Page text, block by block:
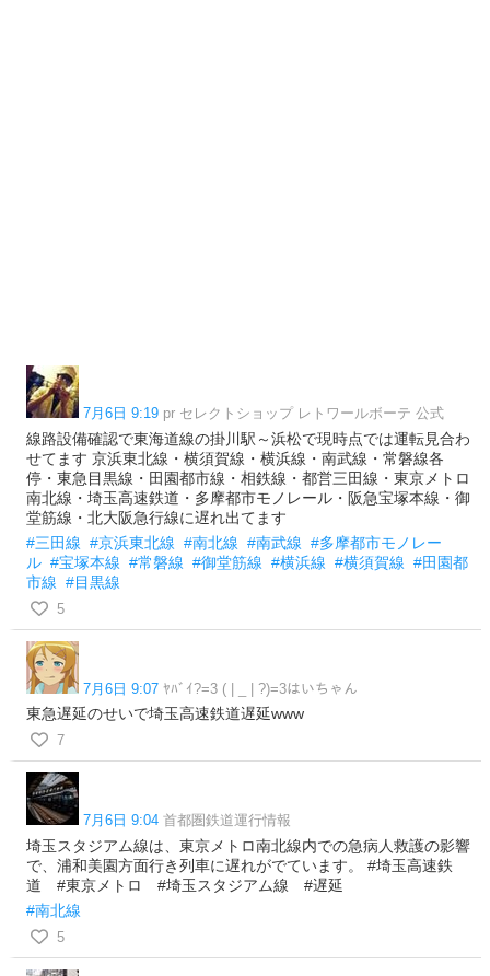
7月6日 9:19 pr セレクトショップ レトワールボーテ 公式
線路設備確認で東海道線の掛川駅～浜松で現時点では運転見合わ
せてます 京浜東北線・横須賀線・横浜線・南武線・常磐線各
停・東急目黒線・田園都市線・相鉄線・都営三田線・東京メトロ
南北線・埼玉高速鉄道・多摩都市モノレール・阪急宝塚本線・御
堂筋線・北大阪急行線に遅れ出てます
#三田線 #京浜東北線 #南北線 #南武線 #多摩都市モノレー
ル #宝塚本線 #常磐線 #御堂筋線 #横浜線 #横須賀線 #田園都
市線 #目黒線
5
7月6日 9:07 ﾔﾊﾞｲ?=3 ( | _ | ?)=3はいちゃん
東急遅延のせいで埼玉高速鉄道遅延www
7
7月6日 9:04 首都圏鉄道運行情報
埼玉スタジアム線は、東京メトロ南北線内での急病人救護の影響
で、浦和美園方面行き列車に遅れがでています。 #埼玉高速鉄
道 #東京メトロ #埼玉スタジアム線 #遅延
#南北線
5